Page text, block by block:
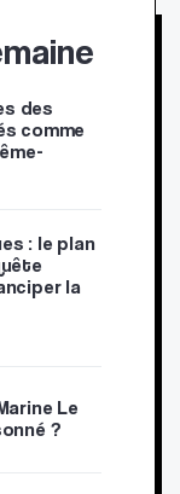
des
comme
: le plan
la
Le
?